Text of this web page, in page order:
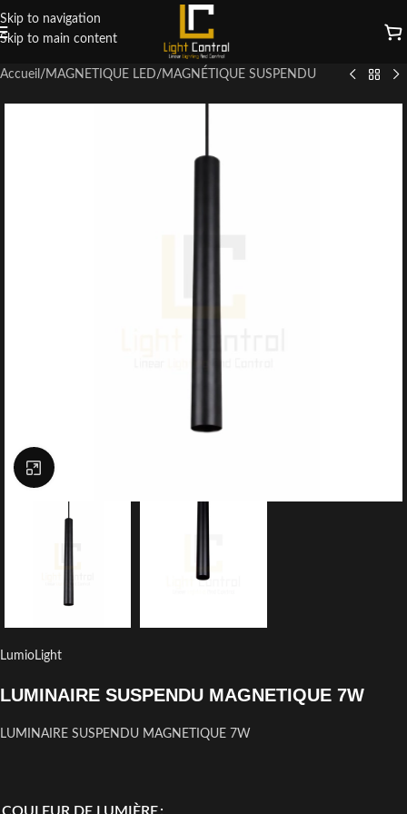
Skip to navigation
Skip to main content
Accueil / MAGNETIQUE LED/ MAGNÉTIQUE SUSPENDU
Click to enlarge
LumioLight
LUMINAIRE SUSPENDU MAGNETIQUE 7W
LUMINAIRE SUSPENDU MAGNETIQUE 7W